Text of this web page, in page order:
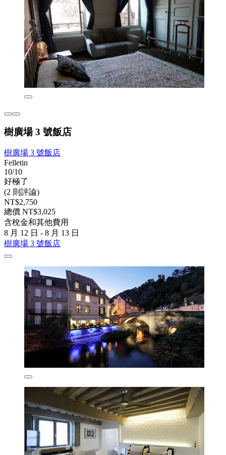
樹廣場 3 號飯店
樹廣場 3 號飯店
Felletin
10/10
好極了
(2 則評論)
NT$2,750
總價 NT$3,025
含稅金和其他費用
8 月 12 日 - 8 月 13 日
樹廣場 3 號飯店